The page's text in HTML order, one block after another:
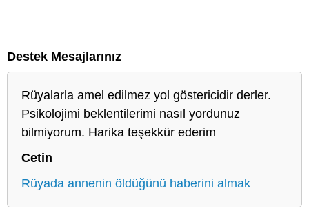
Destek Mesajlarınız
Rüyalarla amel edilmez yol göstericidir derler.
Psikolojimi beklentilerimi nasıl yordunuz
bilmiyorum. Harika teşekkür ederim
Cetin
Rüyada annenin öldüğünü haberini almak